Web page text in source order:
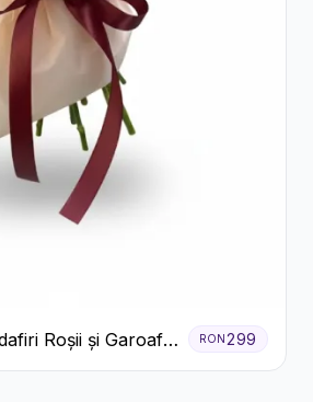
Roșii și Garoafe
RON299